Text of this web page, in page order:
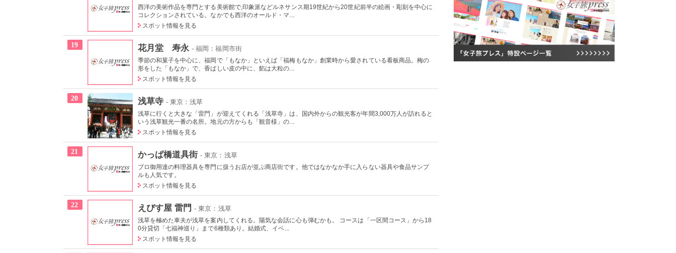
西洋の美術作品を専門とする美術館で,印象派などルネサンス期19世紀から20世紀前半の絵画・彫刻を中心に
コレクションされている。なかでも西洋のオールド・マ...
スポット情報を見る
19 花月堂 寿永 - 福岡：福岡市街
季節の和菓子を中心に、福岡で「もなか」といえば「福梅もなか」創業時から愛されている看板商品。梅の
形をした「もなか」で、香ばしい皮の中に、餡は大粒の...
スポット情報を見る
20 浅草寺 - 東京：浅草
浅草に行くと大きな「雷門」が迎えてくれる「浅草寺」は、国内外からの観光客が年間3,000万人が訪れると
いう浅草観光一番の名所。地元の方からも「観音様」の...
スポット情報を見る
21 かっぱ橋道具街 - 東京：浅草
プロ御用達の料理器具を専門に扱うお店が並ぶ商店街です。他ではなかなか手に入らない器具や食品サンプ
ルも人気です。
スポット情報を見る
22 えびす屋 雷門 - 東京：浅草
浅草を極めた車夫が浅草を案内してくれる。陽気な会話に心も弾むかも。 コースは「一区間コース」から18
0分貸切「七福神巡り」まで6種類あり。結婚式、イベ...
スポット情報を見る